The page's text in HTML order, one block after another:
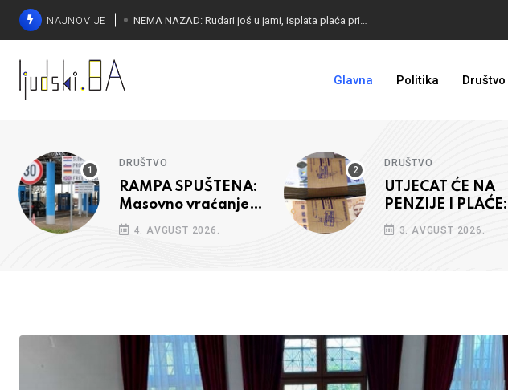
NAJNOVIJE
I TO JE BIH: Prvašićima 50 ruksaka sa školskim priborom
Glavna Politika Društvo
DRUŠTVO
RAMPA SPUŠTENA:
Masovno vraćanje
bh vozača s granica
EU, protesti na
4. AVGUST 2026.
DRUŠTVO
UTJECAT ĆE NA
PENZIJE I PLAĆE:
Međunarodna
agencija potvrdila
3. AVGUST 2026.